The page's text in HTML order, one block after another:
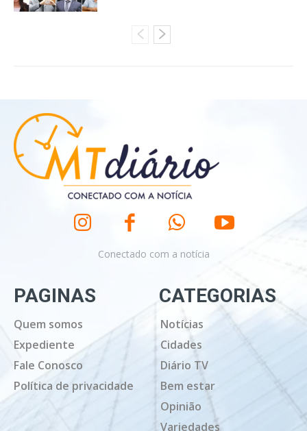
Conectado com a notícia
PAGINAS
Quem somos
Expediente
Fale Conosco
Política de privacidade
CATEGORIAS
Notícias
Cidades
Diário TV
Bem estar
Opinião
Variedades